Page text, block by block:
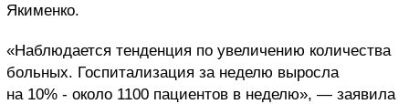
Якименко.
«Наблюдается тенденция по увеличению количества
больных. Госпитализация за неделю выросла
на 10% - около 1100 пациентов в неделю», — заявила